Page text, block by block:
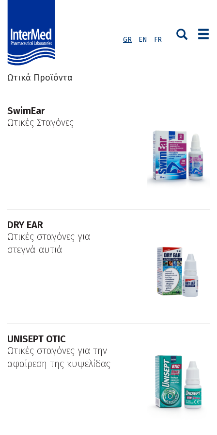
GR EN FR
Ωτικά Προϊόντα
SwimEar
Ωτικές Σταγόνες
DRY EAR
Ωτικές σταγόνες για
στεγνά αυτιά
UNISEPT OTIC
Ωτικές σταγόνες για την
αφαίρεση της κυψελίδας